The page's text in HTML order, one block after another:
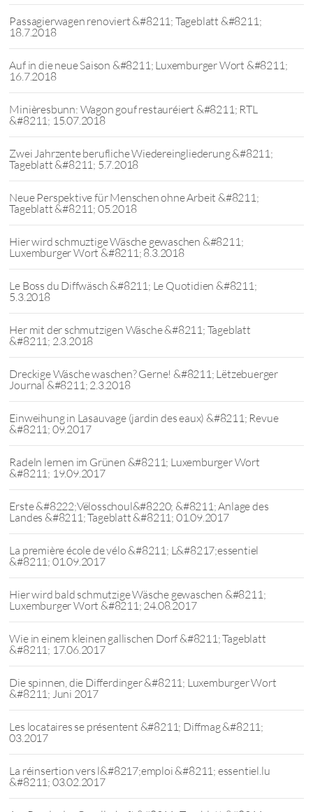
Passagierwagen renoviert &#8211; Tageblatt &#8211;
18.7.2018
Auf in die neue Saison &#8211; Luxemburger Wort &#8211;
16.7.2018
Minièresbunn: Wagon gouf restauréiert &#8211; RTL
&#8211; 15.07.2018
Zwei Jahrzente berufliche Wiedereingliederung &#8211;
Tageblatt &#8211; 5.7.2018
Neue Perspektive für Menschen ohne Arbeit &#8211;
Tageblatt &#8211; 05.2018
Hier wird schmuztige Wäsche gewaschen &#8211;
Luxemburger Wort &#8211; 8.3.2018
Le Boss du Diffwäsch &#8211; Le Quotidien &#8211;
5.3.2018
Her mit der schmutzigen Wäsche &#8211; Tageblatt
&#8211; 2.3.2018
Dreckige Wäsche waschen? Gerne! &#8211; Lëtzebuerger
Journal &#8211; 2.3.2018
Einweihung in Lasauvage (jardin des eaux) &#8211; Revue
&#8211; 09.2017
Radeln lernen im Grünen &#8211; Luxemburger Wort
&#8211; 19.09.2017
Erste &#8222;Vëlosschoul&#8220; &#8211; Anlage des
Landes &#8211; Tageblatt &#8211; 01.09.2017
La première école de vélo &#8211; L&#8217;essentiel
&#8211; 01.09.2017
Hier wird bald schmutzige Wäsche gewaschen &#8211;
Luxemburger Wort &#8211; 24.08.2017
Wie in einem kleinen gallischen Dorf &#8211; Tageblatt
&#8211; 17.06.2017
Die spinnen, die Differdinger &#8211; Luxemburger Wort
&#8211; Juni 2017
Les locataires se présentent &#8211; Diffmag &#8211;
03.2017
La réinsertion vers l&#8217;emploi &#8211; essentiel.lu
&#8211; 03.02.2017